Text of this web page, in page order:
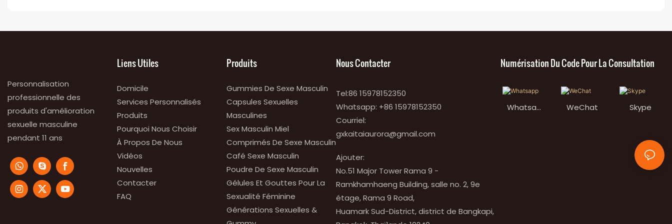
Personnalisation
professionnelle des
produits d'amélioration
sexuelle masculine
pendant 11 ans
Liens Utiles
Domicile
Services Personnalisés
Produits
Pourquoi Nous Choisir
À Propos De Nous
Vidéos
Nouvelles
Contacter
FAQ
Produits
Gummies De Sexe Masculin
Capsules Sexuelles
Masculines
Sex Masculin Miel
Comprimés De Sexe Masculin
Café Sexe Masculin
Poudre De Sexe Masculin
Gélules Et Gouttes Pour La
Sexualité Féminine
Générations Sexuelles &
Nous Contacter
Tel:86 15978152350
Whatsapp: +86 15978152350
Courriel:
gxkaitaiaurora@gmail.com
Ajouter:
No.51 Major Tower Rama 9 -
Ramkhamhaeng Building, salle no. 2, 9e
étage, Rama 9 Road,
Huamark Sud-District, district de Bangkapi,
Numérisation Du Code Pour La Consultation
Whatsap
WeChat Skype